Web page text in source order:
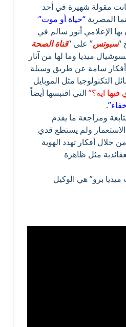
مقولة شهيرة في أحد
المصرية“حياة أو موت”
الإعلامي أنور سالم في
سبوتس” على “ قناة الصحة
ميديا وما لها من آثار
سامة عن طريق وسيلة
التكنولوجيا مثل الموبايل
ايه؟”التي اقتبسها أيضاً
.
ومراجعة ما يقدم
ولم يستطع قدي
خلال أفكار تهدد الهوية
مثل ظاهرة
برو” هي الوكيل